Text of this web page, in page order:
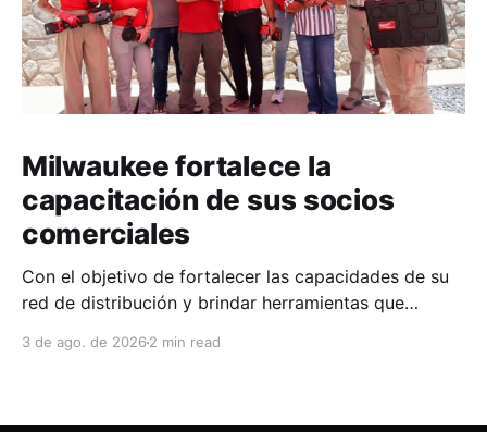
Milwaukee fortalece la
capacitación de sus socios
comerciales
Con el objetivo de fortalecer las capacidades de su
red de distribución y brindar herramientas que
técnico, Milwaukee llevó a cabo una capacitación
3 de ago. de 2026 2 min read